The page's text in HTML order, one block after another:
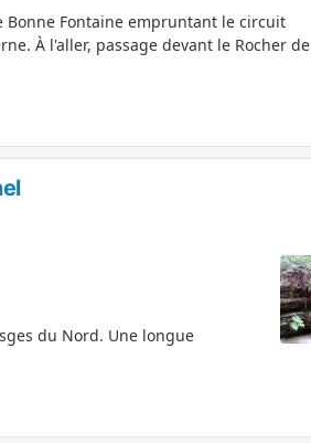
Bonne Fontaine empruntant le circuit
À l'aller, passage devant le Rocher de
du Nord. Une longue